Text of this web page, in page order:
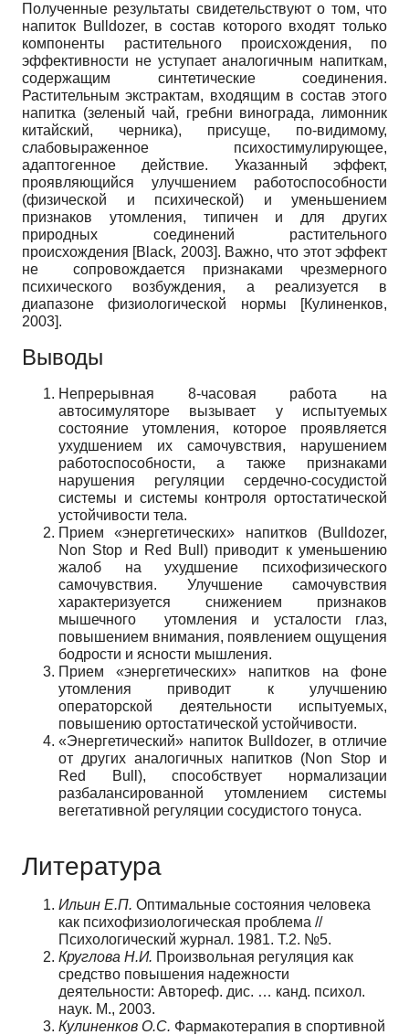
Полученные результаты свидетельствуют о том, что
напиток Bulldozer, в состав которого входят только
компоненты растительного происхождения, по
эффективности не уступает аналогичным напиткам,
содержащим синтетические соединения.
Растительным экстрактам, входящим в состав этого
напитка (зеленый чай, гребни винограда, лимонник
китайский, черника), присуще, по-видимому,
слабовыраженное психостимулирующее,
адаптогенное действие. Указанный эффект,
проявляющийся улучшением работоспособности
(физической и психической) и уменьшением
признаков утомления, типичен и для других
природных соединений растительного
происхождения [Black, 2003]. Важно, что этот эффект
не сопровождается признаками чрезмерного
психического возбуждения, а реализуется в
диапазоне физиологической нормы
[Кулиненков,
2003].
Выводы
Непрерывная 8-часовая работа на
автосимуляторе вызывает у испытуемых
состояние утомления, которое проявляется
ухудшением их самочувствия, нарушением
работоспособности, а также признаками
нарушения регуляции сердечно-сосудистой
системы и системы контроля ортостатической
устойчивости тела.
Прием «энергетических» напитков (Bulldozer,
Non Stop и Red Bull) приводит к уменьшению
жалоб на ухудшение психофизического
самочувствия. Улучшение самочувствия
характеризуется снижением признаков
мышечного утомления и усталости глаз,
повышением внимания, появлением ощущения
бодрости и ясности мышления.
Прием «энергетических» напитков на фоне
утомления приводит к улучшению
операторской деятельности испытуемых,
повышению ортостатической устойчивости.
«Энергетический» напиток Bulldozer, в отличие
от других аналогичных напитков (Non Stop и
Red Bull), способствует нормализации
разбалансированной утомлением системы
вегетативной регуляции сосудистого тонуса.
Литература
Ильин Е.П. Оптимальные состояния человека
как психофизиологическая проблема //
Психологический журнал. 1981. Т.2. №5.
Круглова Н.И. Произвольная регуляция как
средство повышения надежности
деятельности: Автореф. дис. … канд. психол.
наук. М., 2003.
Кулиненков О.С. Фармакотерапия в спортивной